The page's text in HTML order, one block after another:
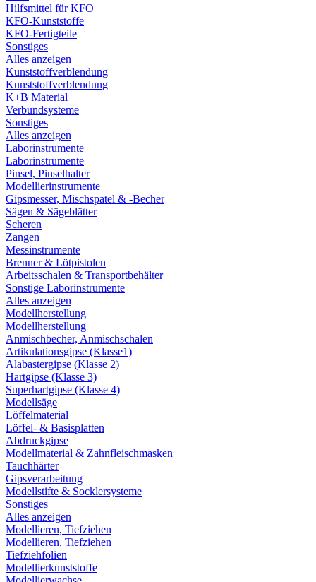
Hilfsmittel für KFO
KFO-Kunststoffe
KFO-Fertigteile
Sonstiges
Alles anzeigen
Kunststoffverblendung
Kunststoffverblendung
K+B Material
Verbundsysteme
Sonstiges
Alles anzeigen
Laborinstrumente
Laborinstrumente
Pinsel, Pinselhalter
Modellierinstrumente
Gipsmesser, Mischspatel & -Becher
Sägen & Sägeblätter
Scheren
Zangen
Messinstrumente
Brenner & Lötpistolen
Arbeitsschalen & Transportbehälter
Sonstige Laborinstrumente
Alles anzeigen
Modellherstellung
Modellherstellung
Anmischbecher, Anmischschalen
Artikulationsgipse (Klasse1)
Alabastergipse (Klasse 2)
Hartgipse (Klasse 3)
Superhartgipse (Klasse 4)
Modellsäge
Löffelmaterial
Löffel- & Basisplatten
Abdruckgipse
Modellmaterial & Zahnfleischmasken
Tauchhärter
Gipsverarbeitung
Modellstifte & Socklersysteme
Sonstiges
Alles anzeigen
Modellieren, Tiefziehen
Modellieren, Tiefziehen
Tiefziehfolien
Modellierkunststoffe